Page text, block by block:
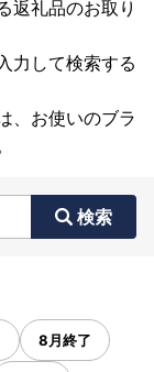
返礼品のお取り
力して検索する
、お使いのブラ
検索
8月終了